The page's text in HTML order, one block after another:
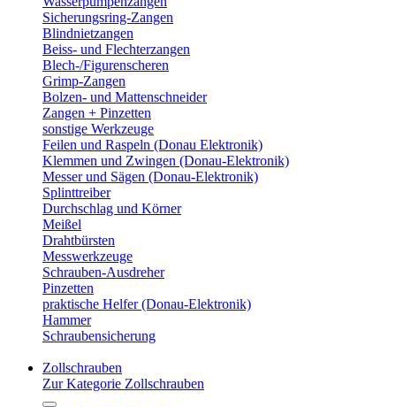
Sicherungsring-Zangen
Blindnietzangen
Beiss- und Flechterzangen
Blech-/Figurenscheren
Grimp-Zangen
Bolzen- und Mattenschneider
Zangen + Pinzetten
sonstige Werkzeuge
Feilen und Raspeln (Donau Elektronik)
Klemmen und Zwingen (Donau-Elektronik)
Messer und Sägen (Donau-Elektronik)
Splinttreiber
Durchschlag und Körner
Meißel
Drahtbürsten
Messwerkzeuge
Schrauben-Ausdreher
Pinzetten
praktische Helfer (Donau-Elektronik)
Hammer
Schraubensicherung
Zollschrauben
Zur Kategorie Zollschrauben